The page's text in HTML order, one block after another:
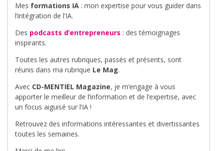
Mes formations IA : mon expertise pour vous guider dans
l’intégration de l’IA.
Des podcasts d’entrepreneurs : des témoignages
inspirants.
Toutes les autres rubriques, passés et présents, sont
réunis dans ma rubrique Le Mag.
Avec CD-MENTIEL Magazine, je m’engage à vous
apporter le meilleur de l’information et de l’expertise, avec
un focus aiguisé sur l’IA !
Retrouvez des informations intéressantes et divertissantes
toutes les semaines.